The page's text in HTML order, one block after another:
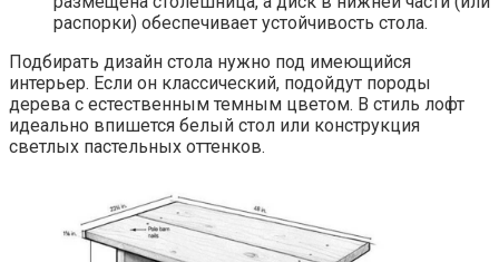
распорки) обеспечивает устойчивость стола.
Подбирать дизайн стола нужно под имеющийся
интерьер. Если он классический, подойдут породы
дерева с естественным темным цветом. В стиль лофт
идеально впишется белый стол или конструкция
светлых пастельных оттенков.